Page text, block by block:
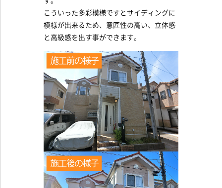
こういった多彩模様ですとサイディングに
模様が出来るため、意匠性の高い、立体感
と高級感を出す事ができます。